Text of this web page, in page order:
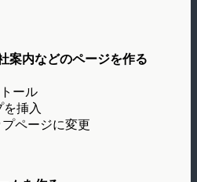
内などのページを作る
ール
挿入
ページに変更